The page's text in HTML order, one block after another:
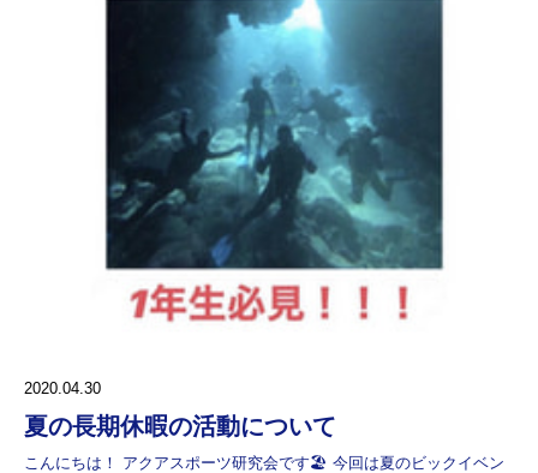
2020.04.30
夏の長期休暇の活動について
こんにちは！ アクアスポーツ研究会です🏖 今回は夏のビックイベン